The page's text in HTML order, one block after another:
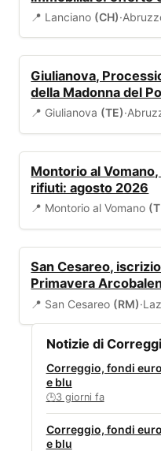
📍 Lanciano (CH)·
Giulianova,
della Madonna del
📍 Giulianova (TE)·
Montorio al
rifiuti: agosto 2026
📍 Montorio al Vomano
San Cesareo,
Primavera
📍 San Cesareo (RM)·
Notizie di
Correggio, fondi
e blu
🕒3 giorni fa
Correggio, fondi
e blu